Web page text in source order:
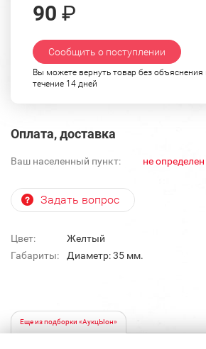
90 ₽
Сообщить о поступлении
Вы можете вернуть товар без объяснения
течение 14 дней
Оплата, доставка
Ваш населенный пункт: не определен
Задать вопрос
Цвет:
Желтый
Габариты:
Диаметр: 35 мм.
Еще из подборки «АукцЫон»